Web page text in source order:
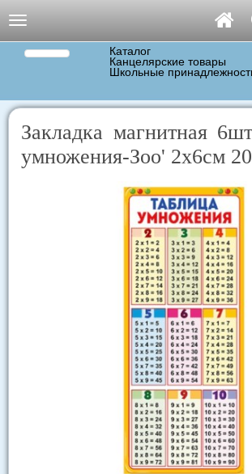
Навигация
Каталог
Канцелярские товары
Школьные
Закладка магнитная
умножения-Зоо' 2х6см